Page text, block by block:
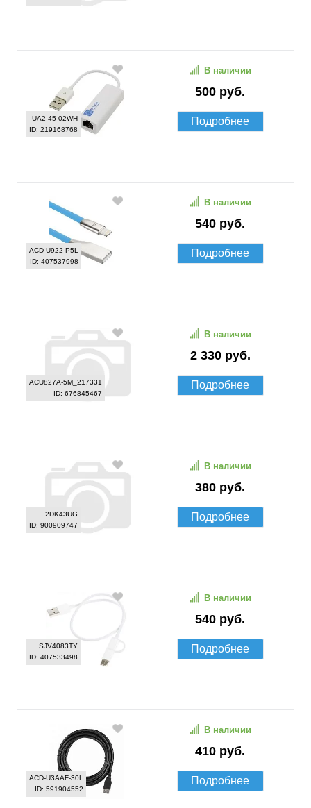
UA2-45-02WH
ID: 219168768
500 руб.
В наличии
Подробнее
ACD-U922-P5L
ID: 407537998
540 руб.
В наличии
Подробнее
ACU827A-5M_217331
ID: 676845467
2 330 руб.
В наличии
Подробнее
2DK43UG
ID: 900909747
380 руб.
В наличии
Подробнее
SJV4083TY
ID: 407533498
540 руб.
В наличии
Подробнее
ACD-U3AAF-30L
ID: 591904552
410 руб.
В наличии
Подробнее